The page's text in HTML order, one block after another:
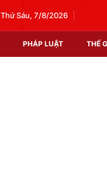
Thứ Sáu, 7/8/2026
PHÁP LUẬT THẾ